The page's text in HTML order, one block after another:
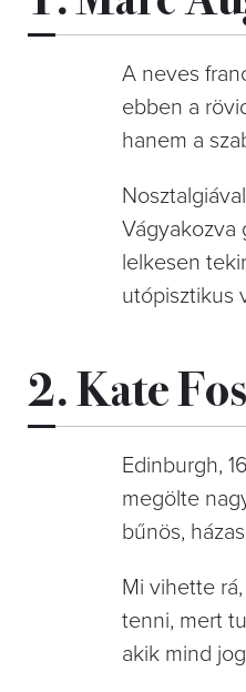
A neves
ebben a
hanem a
Vágyakozva
lelkesen
utópisztikus
2. Kate
Edinburgh,
megölte
bűnös,
Mi vihette
tenni, mert
akik mind